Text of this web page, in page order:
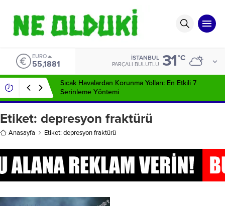
EURO
55,1881
İSTANBUL
PARÇALI BULUTLU 31°C
Sıcak Havalardan Korunma Yolları: En Etkili 7
Serinleme Yöntemi
Etiket: depresyon fraktürü
Anasayfa Etiket: depresyon fraktürü